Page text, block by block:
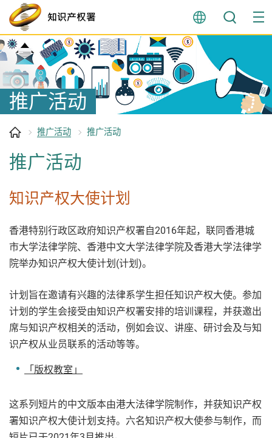
至
内
容
开
始
推广活动
推广活动 推广活动
推广活动
知识产权大使计划
香港特别行政区政府知识产权署自2016年起，联同香港城
市大学法律学院、香港中文大学法律学院及香港大学法律学
院举办知识产权大使计划(计划)。
计划旨在邀请有兴趣的法律系学生担任知识产权大使。参加
计划的学生会接受由知识产权署安排的培训课程，并获邀出
席与知识产权相关的活动，例如会议、讲座、研讨会及与知
识产权从业员联系的活动等等。
「版权教室」
这系列短片的中文版本由港大法律学院制作，并获知识产权
署知识产权大使计划支持。六名知识产权大使参与制作，而